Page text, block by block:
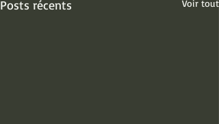
Posts récents Voir tout